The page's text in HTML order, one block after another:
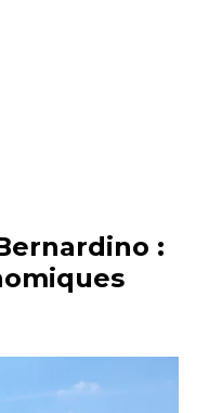
: Expériences
: